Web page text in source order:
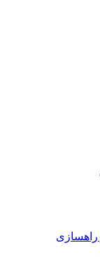
راهسازی